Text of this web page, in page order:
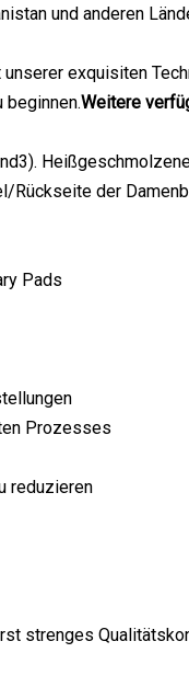
und anderen
exquisiten
Weitere
Rückseite der
Prozesses
reduzieren
strenges